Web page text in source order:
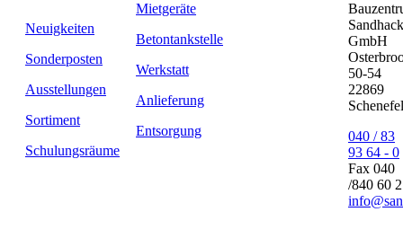
Neuigkeiten
Sonderposten
Ausstellungen
Sortiment
Schulungsräume
Mietgeräte
Betontankstelle
Werkstatt
Anlieferung
Entsorgung
Sandhack
GmbH
50-54
22869
040 / 83
93 64 - 0
Fax 040
/840 60